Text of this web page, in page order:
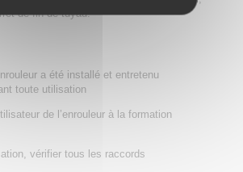
de fin de tuyau.
a été installé et entretenu
toute utilisation
de l’enrouleur à la formation
vérifier tous les raccords